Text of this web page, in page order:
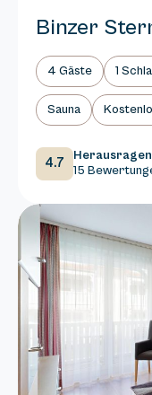
Binzer
4 Gäste 1
Sauna
4.7
15